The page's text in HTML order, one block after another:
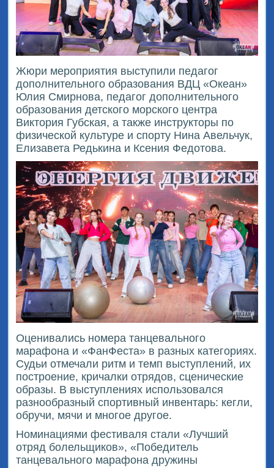
Жюри мероприятия выступили педагог
дополнительного образования ВДЦ «Океан»
Юлия Смирнова, педагог дополнительного
образования детского морского центра
Виктория Губская, а также инструкторы по
физической культуре и спорту Нина Авельчук,
Елизавета Редькина и Ксения Федотова.
Оценивались номера танцевального
марафона и «ФанФеста» в разных категориях.
Судьи отмечали ритм и темп выступлений, их
построение, кричалки отрядов, сценические
образы. В выступлениях использовался
разнообразный спортивный инвентарь: кегли,
обручи, мячи и многое другое.
Номинациями фестиваля стали «Лучший
отряд болельщиков», «Победитель
танцевального марафона дружины